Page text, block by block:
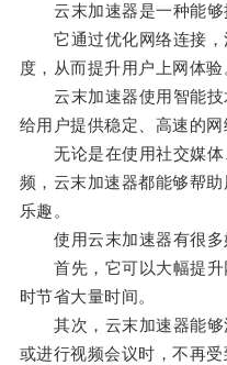
云末加速器是一种能够
它通过优化网络连接，
度，从而提升用户上网体验
云末加速器使用智能技
给用户提供稳定、高速的网
无论是在使用社交媒体
频，云末加速器都能够帮
乐趣。
使用云末加速器有很多
首先，它可以大幅提升
时节省大量时间。
其次，云末加速器能够
或进行视频会议时，不再受